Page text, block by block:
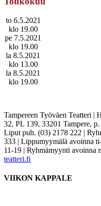
to 6.5.2021
klo 19.00
pe 7.5.2021
klo 19.00
la 8.5.2021
klo 13.00
la 8.5.2021
klo 19.00
Tampereen Työväen Teatteri |
32, PL 139, 33201 Tampere,
Liput puh. (03) 2178 222 |
333 | Lippumyymälä avoinna
11-19 | Ryhmämyynti avoinna
teatteri.fi
VIIKON KAPPALE